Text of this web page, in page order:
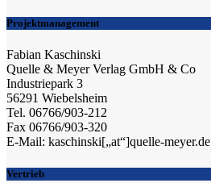
Projektmanagement
Fabian Kaschinski
Quelle & Meyer Verlag GmbH & Co
Industriepark 3
56291 Wiebelsheim
Tel. 06766/903-212
Fax 06766/903-320
E-Mail: kaschinski[„at“]quelle-meyer.de
Vertrieb